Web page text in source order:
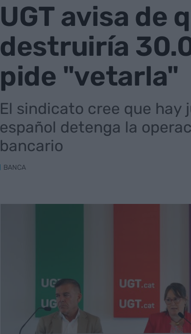
UGT avisa de
destruiría
pide "vetarla"
El sindicato cree que hay
español detenga la
bancario
BANCA